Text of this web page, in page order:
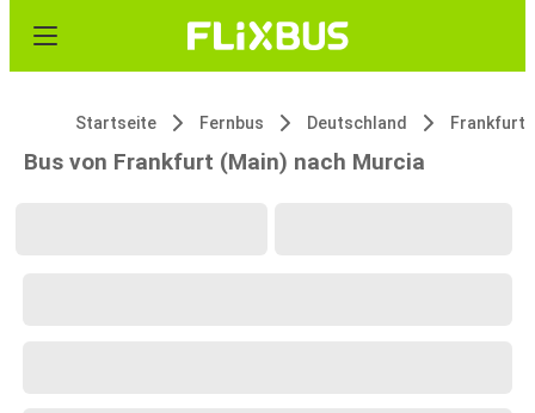
Startseite Fernbus Deutschland Frankfurt
Bus von Frankfurt (Main) nach Murcia